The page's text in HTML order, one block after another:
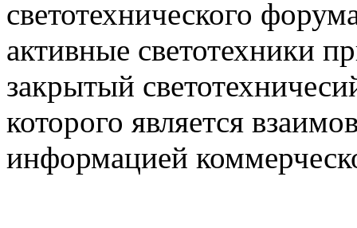
светотехнического
активные светотехники
закрытый
которого является
информацией